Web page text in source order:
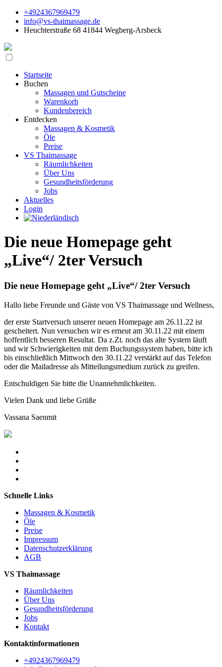
+4924367969479
info@vs-thaimassage.de
Heuchterstraße 68 41844 Wegberg-Arsbeck
Startseite
Buchen
Massagen und Gutscheine
Warenkorb
Kundenbereich
Entdecken
Massagen & Kosmetik
Öle
Preise
VS Thaimassage
Räumlichkeiten
Über Uns
Gesundheitsförderung
Jobs
Aktuelles
Login
Die neue Homepage geht
„Live“/ 2ter Versuch
Die neue Homepage geht „Live“/ 2ter Versuch
Hallo liebe Freunde und Gäste von VS Thaimassage und Wellness,
der erste Startversuch unserer neuen Homepage am 26.11.22 ist
gescheitert. Nun versuchen wir es erneut am 30.11.22 mit einem
hoffentlich besseren Resultat. Da z.Zt. noch das alte System läuft
und wir Schwierigkeiten mit dem Buchungssystem haben, bitte ich
bis einschließlich Mittwoch den 30.11.22 verstärkt auf das Telefon
oder die Mailadresse als Mitteilungsmedium zurück zu greifen.
Entschuldigen Sie bitte die Unannehmlichkeiten.
Vielen Dank und liebe Grüße
Vassana Saenmit
Schnelle Links
Massagen & Kosmetik
Öle
Preise
Impressum
Datenschutzerklärung
AGB
VS Thaimassage
Räumlichkeiten
Über Uns
Gesundheitsförderung
Jobs
Kontakt
Kontaktinformationen
+4924367969479